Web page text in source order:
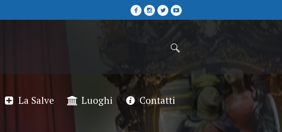
La Salve Luoghi Contatti